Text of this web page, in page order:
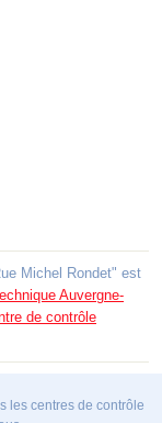
Michel Rondet" est
Auvergne-
de contrôle
les centres de contrôle